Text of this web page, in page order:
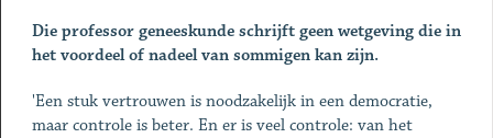
Die professor geneeskunde schrijft geen wetgeving die in
het voordeel of nadeel van sommigen kan zijn.
'Een stuk vertrouwen is noodzakelijk in een democratie,
maar controle is beter. En er is veel controle: van het